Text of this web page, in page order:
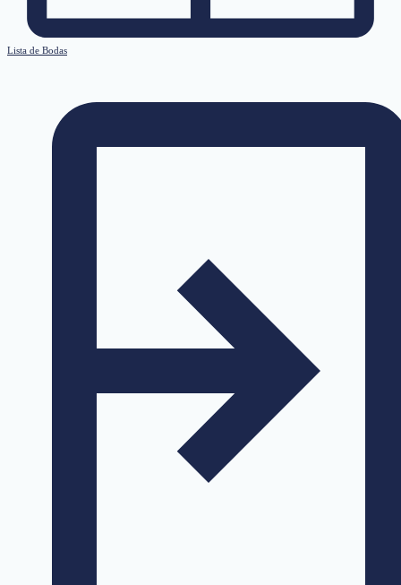
Lista de Bodas